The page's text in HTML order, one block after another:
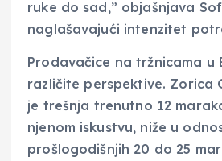
ruke do sad,” objašnjava
naglašavajući intenzitet
Prodavačice na tržnicama u
različite perspektive. Zorica
je trešnja trenutno 12
njenom iskustvu, niže u
prošlogodišnjih 20 do 25